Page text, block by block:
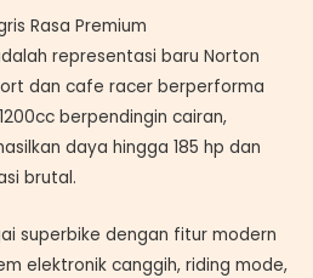
Rasa Premium
representasi baru Norton
dan cafe racer berperforma
berpendingin cairan,
daya hingga 185 hp dan
brutal.
superbike dengan fitur modern
elektronik canggih, riding mode,